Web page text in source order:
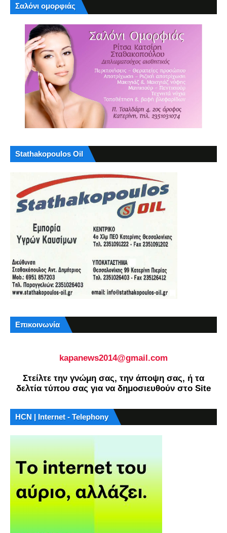
Σαλόνι ομορφιάς
Stathakopoulos Oil
Επικοινωνία
kapanews2014@gmail.com
Στείλτε την γνώμη σας, την άποψη σας, ή τα
δελτία τύπου σας για να δημοσιευθούν στο Site
HCN | Internet - Telephony